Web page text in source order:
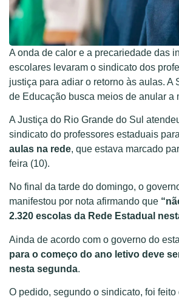
A onda de calor e a precariedade das
escolares levaram o sindicato dos
justiça para adiar o retorno às aulas. A
de Educação busca meios de anular a
A Justiça do Rio Grande do Sul
sindicato do professores estaduais para
aulas na rede, que estava marcado
feira (10).
No final da tarde do domingo, o
manifestou por nota afirmando que
2.320 escolas da Rede Estadual
Ainda de acordo com o governo do
para o começo do ano letivo deve
nesta segunda.
O pedido, segundo o sindicato, foi feito